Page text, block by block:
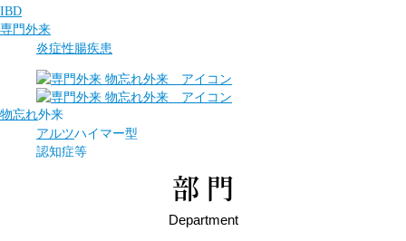
IBD
専門外来
炎症性腸疾患
物忘れ外来
アルツハイマー型
認知症等
部門
Department